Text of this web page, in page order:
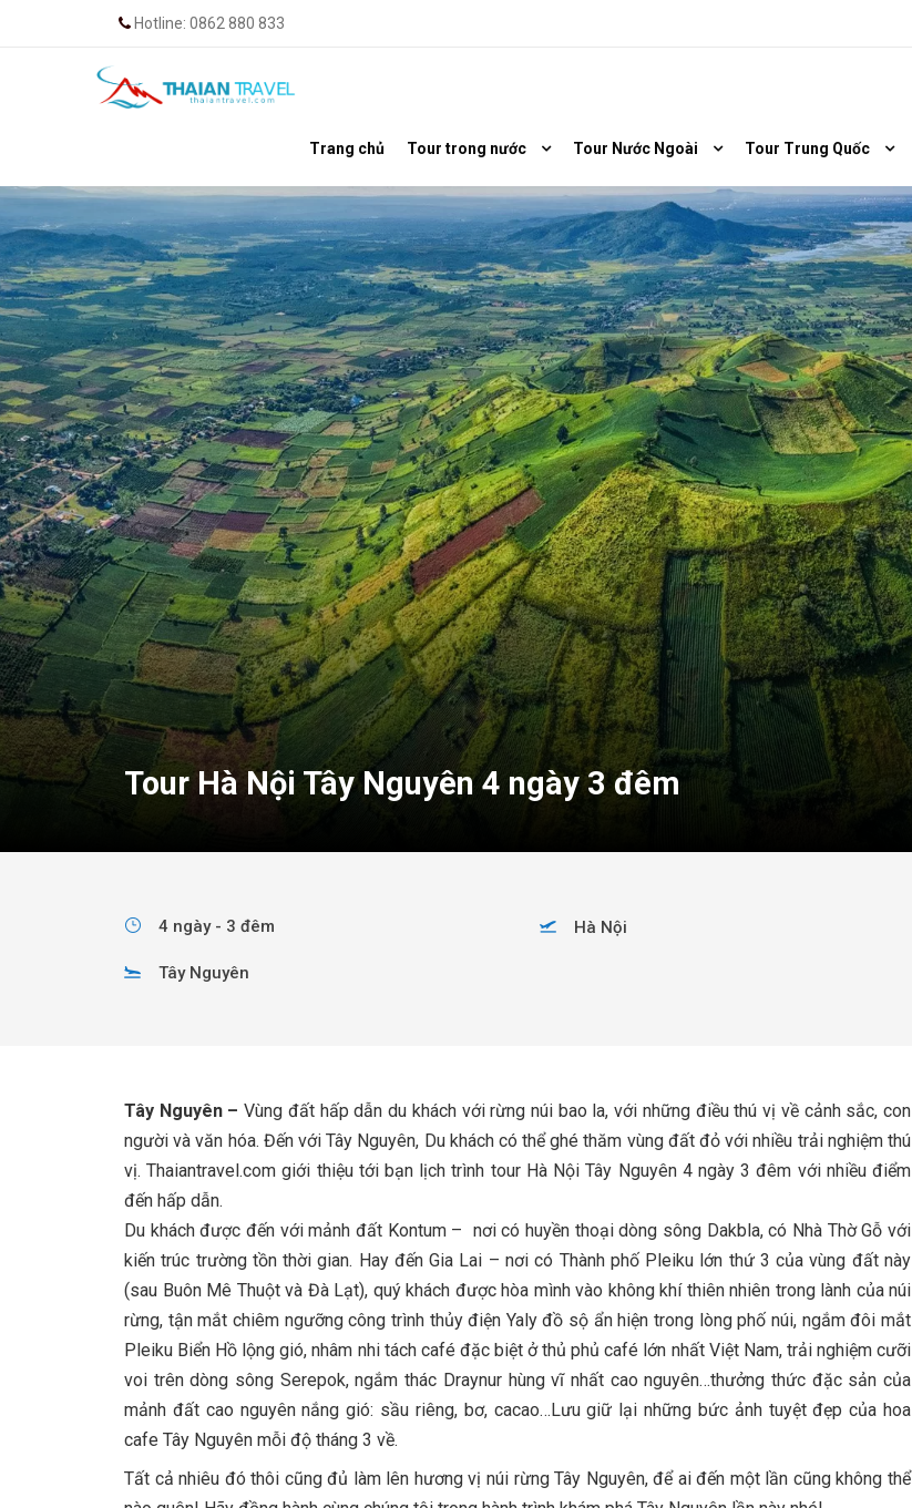
Hotline: 0862 880 833
Trang chủ Tour trong nước Tour Nước Ngoài Tour Trung Quốc
Tour Hà Nội Tây Nguyên 4 ngày 3 đêm
4 ngày - 3 đêm Hà Nội
Tây Nguyên
Tây Nguyên – Vùng đất hấp dẫn du khách với rừng núi bao la, với những điều thú vị về cảnh sắc, con
người và văn hóa. Đến với Tây Nguyên, Du khách có thể ghé thăm vùng đất đỏ với nhiều trải nghiệm thú
vị. Thaiantravel.com giới thiệu tới bạn lịch trình tour Hà Nội Tây Nguyên 4 ngày 3 đêm với nhiều điểm
đến hấp dẫn.
Du khách được đến với mảnh đất Kontum – nơi có huyền thoại dòng sông Dakbla, có Nhà Thờ Gỗ với
kiến trúc trường tồn thời gian. Hay đến Gia Lai – nơi có Thành phố Pleiku lớn thứ 3 của vùng đất này
(sau Buôn Mê Thuột và Đà Lạt), quý khách được hòa mình vào không khí thiên nhiên trong lành của núi
rừng, tận mắt chiêm ngưỡng công trình thủy điện Yaly đồ sộ ẩn hiện trong lòng phố núi, ngắm đôi mắt
Pleiku Biển Hồ lộng gió, nhâm nhi tách café đặc biệt ở thủ phủ café lớn nhất Việt Nam, trải nghiệm cưỡi
voi trên dòng sông Serepok, ngắm thác Draynur hùng vĩ nhất cao nguyên…thưởng thức đặc sản của
mảnh đất cao nguyên nắng gió: sầu riêng, bơ, cacao…Lưu giữ lại những bức ảnh tuyệt đẹp của hoa
cafe Tây Nguyên mỗi độ tháng 3 về.
Tất cả nhiêu đó thôi cũng đủ làm lên hương vị núi rừng Tây Nguyên, để ai đến một lần cũng không thể